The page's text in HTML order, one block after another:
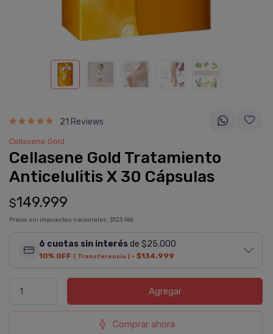
21 Reviews
Cellasene Gold
Cellasene Gold Tratamiento
Anticelulitis X 30 Cápsulas
$149.999
Precio sin impuestos nacionales: $123.966
6 cuotas sin interésde $25.000
10% OFF ( Transferencia ) · $134.999
Agregar
Comprar ahora